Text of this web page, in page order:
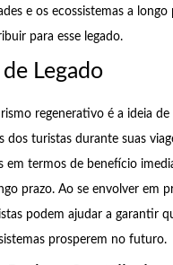
e os ecossistemas a longo
para esse legado.
Legado
regenerativo é a ideia de
dos turistas durante suas
em termos de benefício
prazo. Ao se envolver em
podem ajudar a garantir
prosperem no futuro.